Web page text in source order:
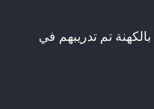
تم تدريبهم في